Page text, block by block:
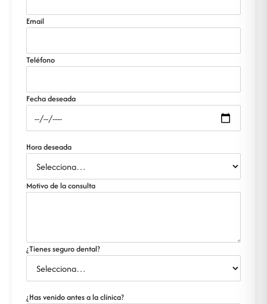
Email
Teléfono
Fecha deseada
Hora deseada
Motivo de la consulta
¿Tienes seguro dental?
¿Has venido antes a la clínica?